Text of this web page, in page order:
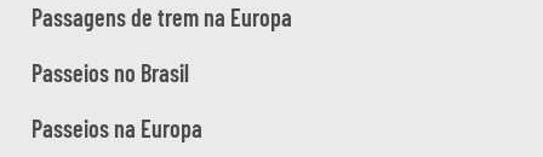
Passagens de trem na Europa
Passeios no Brasil
Passeios na Europa